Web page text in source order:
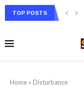
TOP POSTS
Home » Disturbance